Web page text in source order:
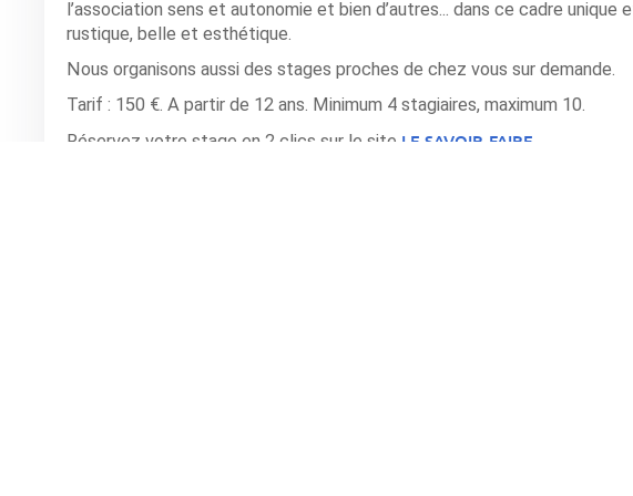
l’association sens et autonomie et bien d’autres... dans ce cadre unique
rustique, belle et esthétique.
Nous organisons aussi des stages proches de chez vous sur demande.
Tarif : 150 €. A partir de 12 ans. Minimum 4 stagiaires, maximum 10.
Réservez votre stage en 2 clics sur le site LE SAVOIR-FAIRE